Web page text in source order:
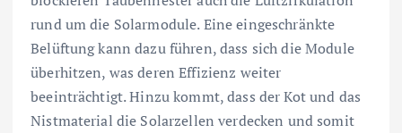
rund um die Solarmodule. Eine eingeschränkte
Belüftung kann dazu führen, dass sich die Module
überhitzen, was deren Effizienz weiter
beeinträchtigt. Hinzu kommt, dass der Kot und das
Nistmaterial die Solarzellen verdecken und somit